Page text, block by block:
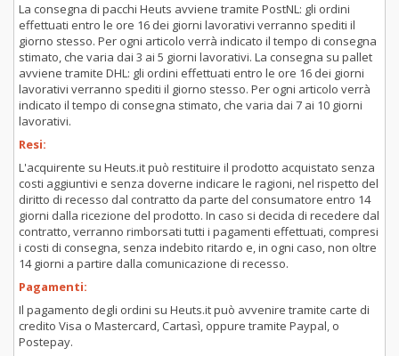
La consegna di pacchi Heuts avviene tramite PostNL: gli ordini
effettuati entro le ore 16 dei giorni lavorativi verranno spediti il
giorno stesso. Per ogni articolo verrà indicato il tempo di consegna
stimato, che varia dai 3 ai 5 giorni lavorativi. La consegna su pallet
avviene tramite DHL: gli ordini effettuati entro le ore 16 dei giorni
lavorativi verranno spediti il giorno stesso. Per ogni articolo verrà
indicato il tempo di consegna stimato, che varia dai 7 ai 10 giorni
lavorativi.
Resi:
L'acquirente su Heuts.it può restituire il prodotto acquistato senza
costi aggiuntivi e senza doverne indicare le ragioni, nel rispetto del
diritto di recesso dal contratto da parte del consumatore entro 14
giorni dalla ricezione del prodotto. In caso si decida di recedere dal
contratto, verranno rimborsati tutti i pagamenti effettuati, compresi
i costi di consegna, senza indebito ritardo e, in ogni caso, non oltre
14 giorni a partire dalla comunicazione di recesso.
Pagamenti:
Il pagamento degli ordini su Heuts.it può avvenire tramite carte di
credito Visa o Mastercard, Cartasì, oppure tramite Paypal, o
Postepay.